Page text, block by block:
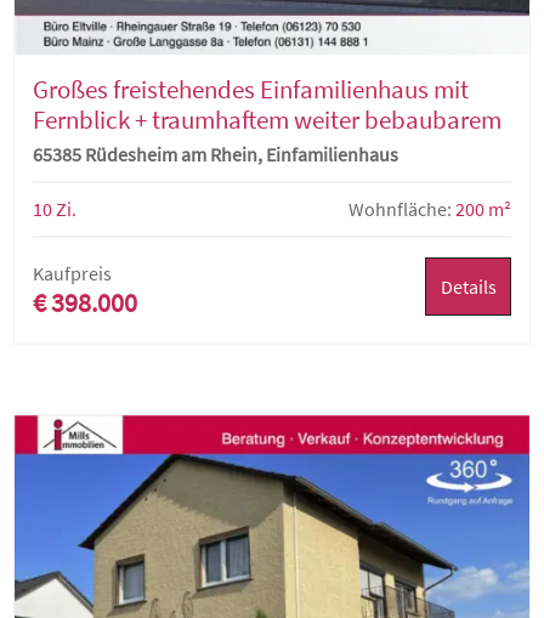
Großes freistehendes Einfamilienhaus mit
Fernblick + traumhaftem weiter bebaubarem
Grundstück
65385 Rüdesheim am Rhein, Einfamilienhaus
10 Zi. Wohnfläche: 200 m²
Kaufpreis
€ 398.000 Details